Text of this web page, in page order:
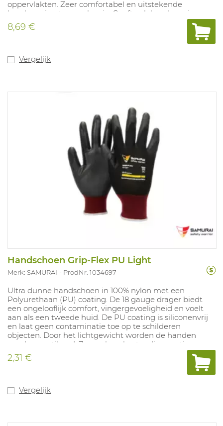
oppervlakten. Zeer comfortabel en uitstekende
bescherming tegen abrasie. Geeft ook bescherming
tegen contacthitte tot 100°C. Toepassing: glasindustrie,
assemblage metalen, spuitgieten van kunststoffen.
8,69 €
Vergelijk
Handschoen Grip-Flex PU Light
Merk: SAMURAI ProdNr. 1034697
Ultra dunne handschoen in 100% nylon met een
Polyurethaan (PU) coating. De 18 gauge drager biedt
een ongelooflijk comfort, vingergevoeligheid en voelt
aan als een tweede huid. De PU coating is siliconenvrij
en laat geen contaminatie toe op te schilderen
objecten. Door het lichtgewicht worden de handen
goed geventileerd. Zeer schuurbestendige coating.
Ideaal voor toepassingen in droge omstandigheden,
zoals lichte montage, precisietaken, lichte logistieke
activiteiten. Door haar volledig zwarte kleur kan deze
omgevingen. Beschikbare maten: 6-11.
2,31 €
Vergelijk